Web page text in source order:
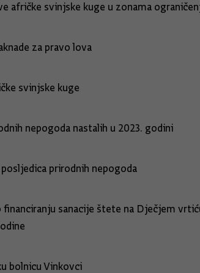
afričke svinjske kuge u zonama
za pravo lova
svinjske kuge
nepogoda nastalih u 2023. godini
prirodnih nepogoda
sanacije štete na Dječjem
bolnicu Vinkovci